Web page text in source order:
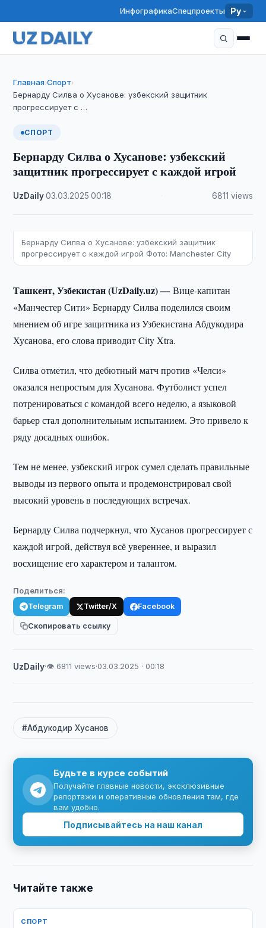
ИнфографикаСпецпроекты Ру
Главная›Спорт›
Бернарду Силва о Хусанове: узбекский защитник
прогрессирует с …
СПОРТ
Бернарду Силва о Хусанове: узбекский
защитник прогрессирует с каждой игрой
UzDaily·03.03.2025 ·00:18 6811 views
Бернарду Силва о Хусанове: узбекский защитник
прогрессирует с каждой игрой Фото: Manchester City
Ташкент, Узбекистан (UzDaily.uz) —Вице-капитан
«Манчестер Сити» Бернарду Силва поделился своим
мнением об игре защитника из Узбекистана Абдукодира
Хусанова, его слова приводит City Xtra.
Силва отметил, что дебютный матч против «Челси»
оказался непростым для Хусанова. Футболист успел
потренироваться с командой всего неделю, а языковой
барьер стал дополнительным испытанием. Это привело к
ряду досадных ошибок.
Тем не менее, узбекский игрок сумел сделать правильные
выводы из первого опыта и продемонстрировал свой
высокий уровень в последующих встречах.
Бернарду Силва подчеркнул, что Хусанов прогрессирует с
каждой игрой, действуя всё увереннее, и выразил
восхищение его характером и талантом.
Поделиться:
Telegram Twitter/X Facebook
Скопировать ссылку
UzDaily·👁 6811 views·03.03.2025 · 00:18
#Абдукодир Хусанов
Будьте в курсе событий
Получайте главные новости, эксклюзивные
репортажи и оперативные обновления там, где
вам удобно.
Подписывайтесь на наш канал
Читайте также
СПОРТ